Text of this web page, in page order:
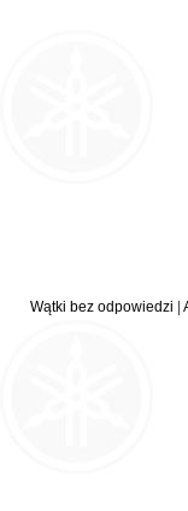
Wątki bez odpowiedzi